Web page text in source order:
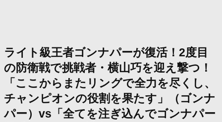
ライト級王者ゴンナパーが復活！2度目
の防衛戦で挑戦者・横山巧を迎え撃つ！
「ここからまたリングで全力を尽くし、
チャンピオンの役割を果たす」（ゴンナ
パー）vs「全てを注ぎ込んでゴンナパー